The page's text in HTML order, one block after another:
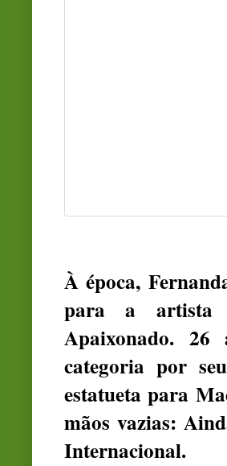
À época,
para a artista
Apaixonado.
categoria por
estatueta para
mãos vazias:
Internacional.